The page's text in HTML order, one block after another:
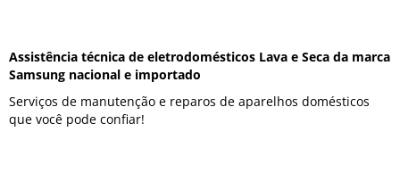
Assistência técnica de eletrodomésticos Lava e Seca da marca
Samsung nacional e importado
Serviços de manutenção e reparos de aparelhos domésticos
que você pode confiar!